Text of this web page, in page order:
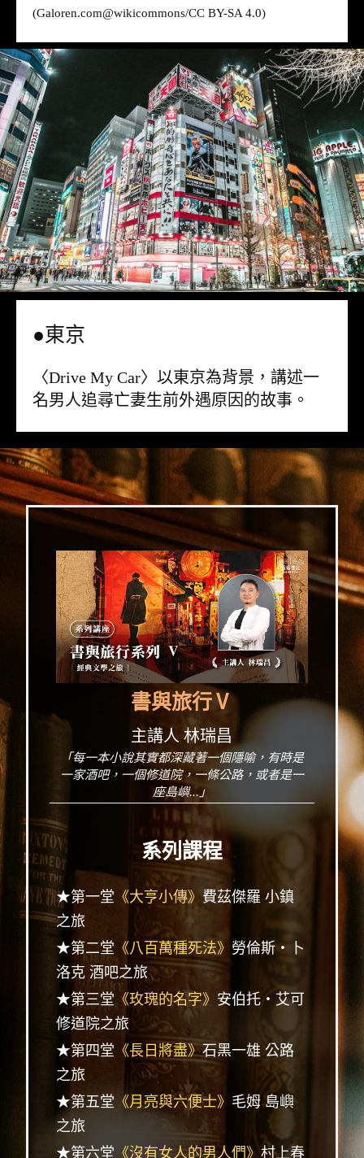
(Galoren.com@wikicommons/CC BY-SA 4.0)
●東京
〈Drive My Car〉以東京為背景，講述一
名男人追尋亡妻生前外遇原因的故事。
書與旅行Ⅴ
主講人 林瑞昌
「每一本小說其實都深藏著一個隱喻，有時是
一家酒吧，一個修道院，一條公路，或者是一
座島嶼...」
系列課程
★第一堂 《大亨小傳》 費茲傑羅 小鎮
之旅
★第二堂 《八百萬種死法》 勞倫斯‧卜
洛克 酒吧之旅
★第三堂 《玫瑰的名字》 安伯托‧艾可
修道院之旅
★第四堂 《長日將盡》石黑一雄 公路
之旅
★第五堂 《月亮與六便士》 毛姆 島嶼
之旅
★第六堂 《沒有女人的男人們》村上春